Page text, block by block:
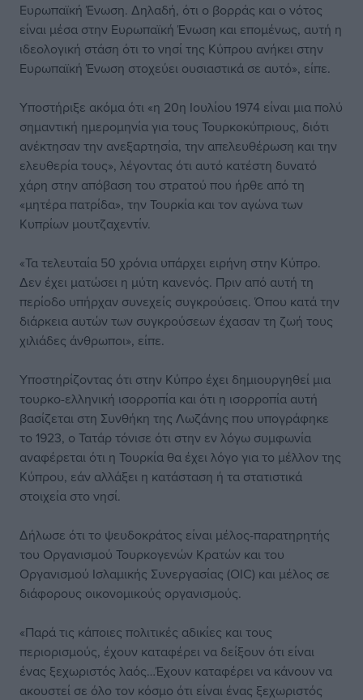
Ευρωπαϊκή Ένωση. Δηλαδή, ότι ο βορράς και ο νότος
είναι μέσα στην Ευρωπαϊκή Ένωση και επομένως, αυτή η
ιδεολογική στάση ότι το νησί της Κύπρου ανήκει στην
Ευρωπαϊκή Ένωση στοχεύει ουσιαστικά σε αυτό», είπε.
Υποστήριξε ακόμα ότι «η 20η Ιουλίου 1974 είναι μια πολύ
σημαντική ημερομηνία για τους Τουρκοκύπριους, διότι
ανέκτησαν την ανεξαρτησία, την απελευθέρωση και την
ελευθερία τους», λέγοντας ότι αυτό κατέστη δυνατό
χάρη στην απόβαση του στρατού που ήρθε από τη
«μητέρα πατρίδα», την Τουρκία και τον αγώνα των
Κυπρίων μουτζαχεντίν.
«Τα τελευταία 50 χρόνια υπάρχει ειρήνη στην Κύπρο.
Δεν έχει ματώσει η μύτη κανενός. Πριν από αυτή τη
περίοδο υπήρχαν συνεχείς συγκρούσεις. Όπου κατά την
διάρκεια αυτών των συγκρούσεων έχασαν τη ζωή τους
χιλιάδες άνθρωποι», είπε.
Υποστηρίζοντας ότι στην Κύπρο έχει δημιουργηθεί μια
τουρκο-ελληνική ισορροπία και ότι η ισορροπία αυτή
βασίζεται στη Συνθήκη της Λωζάνης που υπογράφηκε
το 1923, ο Τατάρ τόνισε ότι στην εν λόγω συμφωνία
αναφέρεται ότι η Τουρκία θα έχει λόγο για το μέλλον της
Κύπρου, εάν αλλάξει η κατάσταση ή τα στατιστικά
στοιχεία στο νησί.
Δήλωσε ότι το ψευδοκράτος είναι μέλος-παρατηρητής
του Οργανισμού Τουρκογενών Κρατών και του
Οργανισμού Ισλαμικής Συνεργασίας (OIC) και μέλος σε
διάφορους οικονομικούς οργανισμούς.
«Παρά τις κάποιες πολιτικές αδικίες και τους
περιορισμούς, έχουν καταφέρει να δείξουν ότι είναι
ένας ξεχωριστός λαός…Έχουν καταφέρει να κάνουν να
ακουστεί σε όλο τον κόσμο ότι είναι ένας ξεχωριστός